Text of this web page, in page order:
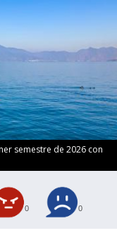
semestre de 2026 con
0 0